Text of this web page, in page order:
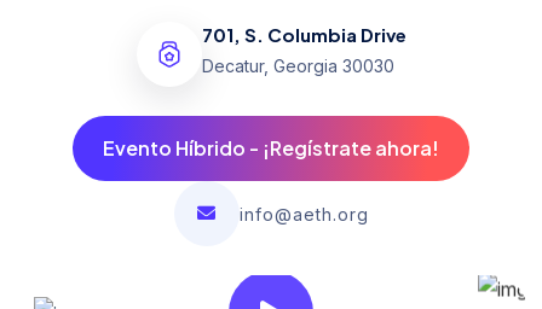
701, S. Columbia Drive
Decatur, Georgia 30030
Evento Híbrido - ¡Regístrate ahora!
info@aeth.org